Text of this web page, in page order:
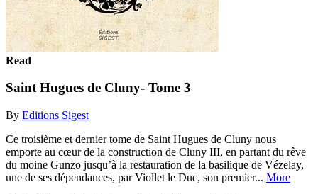
Read
Saint Hugues de Cluny- Tome 3
By Editions Sigest
Ce troisième et dernier tome de Saint Hugues de Cluny nous
emporte au cœur de la construction de Cluny III, en partant du rêve
du moine Gunzo jusqu’à la restauration de la basilique de Vézelay,
une de ses dépendances, par Viollet le Duc, son premier... More